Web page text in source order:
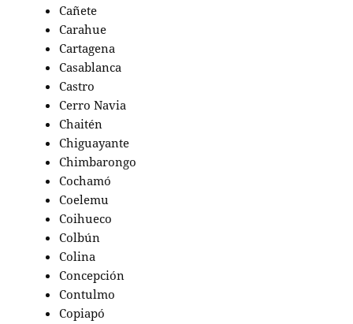
Cañete
Carahue
Cartagena
Casablanca
Castro
Cerro Navia
Chaitén
Chiguayante
Chimbarongo
Cochamó
Coelemu
Coihueco
Colbún
Colina
Concepción
Contulmo
Copiapó